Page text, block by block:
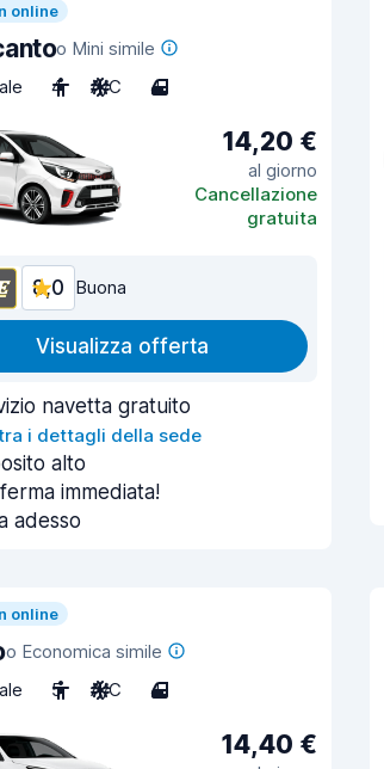
online
o Mini simile
4 A/C 4
14,20 €
al giorno
Cancellazione
gratuita
8,0 Buona
Visualizza offerta
navetta gratuito
i dettagli della sede
alto
immediata!
adesso
online
o Economica simile
5 A/C 4
14,40 €